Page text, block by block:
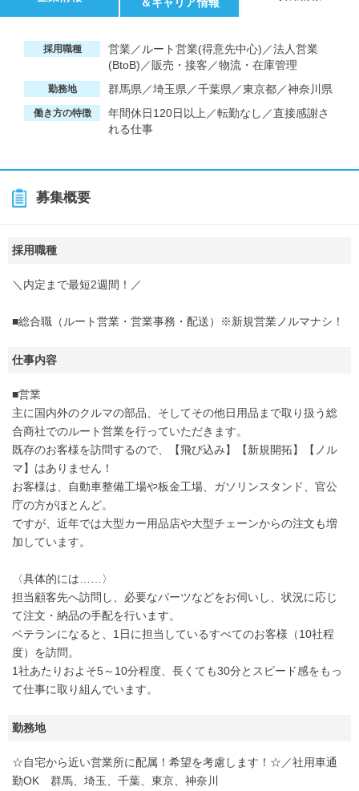
採用職種
営業／ルート営業(得意先中心)／法人営業
(BtoB)／販売・接客／物流・在庫管理
勤務地 群馬県／埼玉県／千葉県／東京都／神奈川県
働き方の特徴
年間休日120日以上／転勤なし／直接感謝さ
れる仕事
募集概要
採用職種
＼内定まで最短2週間！／
■総合職（ルート営業・営業事務・配送）※新規営業ノルマナシ！
仕事内容
■営業
主に国内外のクルマの部品、そしてその他日用品まで取り扱う総
合商社でのルート営業を行っていただきます。
既存のお客様を訪問するので、【飛び込み】【新規開拓】【ノル
マ】はありません！
お客様は、自動車整備工場や板金工場、ガソリンスタンド、官公
庁の方がほとんど。
ですが、近年では大型カー用品店や大型チェーンからの注文も増
加しています。
〈具体的には……〉
担当顧客先へ訪問し、必要なパーツなどをお伺いし、状況に応じ
て注文・納品の手配を行います。
ベテランになると、1日に担当しているすべてのお客様（10社程
度）を訪問。
1社あたりおよそ5～10分程度、長くても30分とスピード感をもっ
て仕事に取り組んでいます。
勤務地
☆自宅から近い営業所に配属！希望を考慮します！☆／社用車通
勤OK 群馬、埼玉、千葉、東京、神奈川